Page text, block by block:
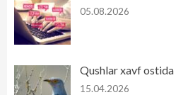
05.08.2026
Qushlar xavf ostida
15.04.2026